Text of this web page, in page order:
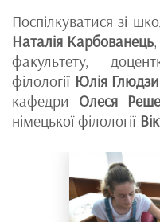
Поспілкуватися зі
Наталія Карбованець
факультету,
філології Юлія
кафедри Олеся
німецької філології